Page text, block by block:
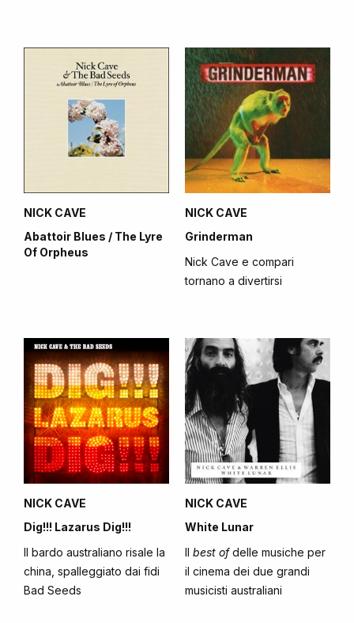
NICK CAVE
Abattoir Blues / The Lyre
Of Orpheus
NICK CAVE
Grinderman
Nick Cave e compari
tornano a divertirsi
NICK CAVE
Dig!!! Lazarus Dig!!!
Il bardo australiano risale la
china, spalleggiato dai fidi
Bad Seeds
NICK CAVE
White Lunar
Il best ofdelle musiche per
il cinema dei due grandi
musicisti australiani